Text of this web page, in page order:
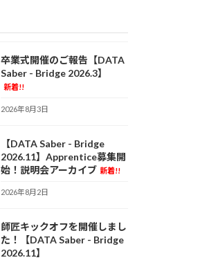
卒業式開催のご報告【DATA
Saber - Bridge 2026.3】
新着!!
2026年8月3日
【DATA Saber - Bridge
2026.11】Apprentice募集開
始！説明会アーカイブ 新着!!
2026年8月2日
師匠キックオフを開催しまし
た！【DATA Saber - Bridge
2026.11】